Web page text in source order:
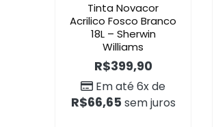
Tinta Novacor
Acrilico Fosco Branco
18L – Sherwin
Williams
R$399,90
Em até 6x de
R$66,65 sem juros